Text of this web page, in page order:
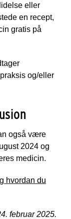
eller
en recept,
gratis på
og/eller
også være
2024 og
medicin.
hvordan du
februar 2025.